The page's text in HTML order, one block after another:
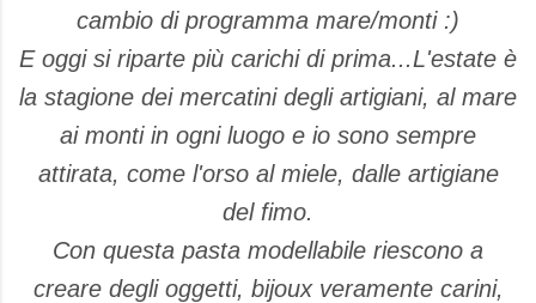
cambio di programma mare/monti :)
E oggi si riparte più carichi di prima...L'estate è
la stagione dei mercatini degli artigiani, al mare
ai monti in ogni luogo e io sono sempre
attirata, come l'orso al miele, dalle artigiane
del fimo.
Con questa pasta modellabile riescono a
creare degli oggetti, bijoux veramente carini,